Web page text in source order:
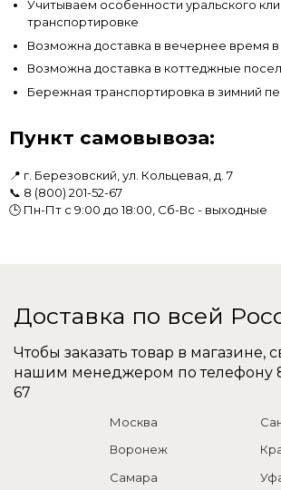
Учитываем особенности уральского
транспортировке
Возможна доставка в вечернее время в
Возможна доставка в коттеджные
Бережная транспортировка в зимний
Пункт самовывоза:
📍 г. Березовский, ул. Кольцевая, д. 7
📞 8 (800) 201-52-67
🕒 Пн-Пт с 9:00 до 18:00, Сб-Вс - выходные
Доставка по всей
Чтобы заказать товар в магазине,
нашим менеджером по телефону
67
Москва
Воронеж
Самара